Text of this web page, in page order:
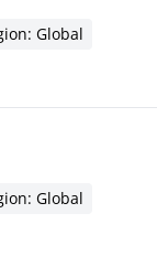
Global
Global